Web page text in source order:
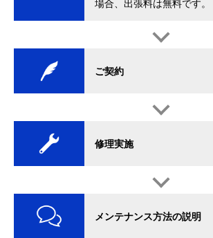
場合、出張料は無料です。
ご契約
修理実施
メンテナンス方法の説明